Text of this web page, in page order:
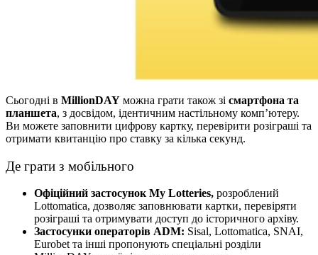
Сьогодні в MillionDAY можна грати також зі смартфона та
планшета, з досвідом, ідентичним настільному комп’ютеру.
Ви можете заповнити цифрову картку, перевірити розіграші та
отримати квитанцію про ставку за кілька секунд.
Де грати з мобільного
Офіційний застосунок My Lotteries, розроблений
Lottomatica, дозволяє заповнювати картки, перевіряти
розіграші та отримувати доступ до історичного архіву.
Застосунки операторів ADM: Sisal, Lottomatica, SNAI,
Eurobet та інші пропонують спеціальні розділи